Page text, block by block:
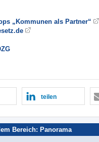
„Kommunen als Partner“
teilen
Bereich: Panorama